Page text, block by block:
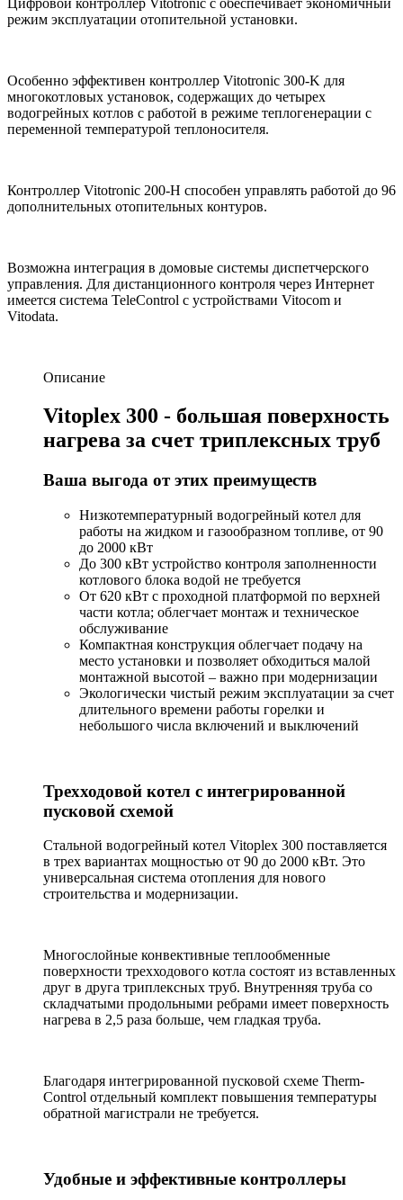
Цифровой контроллер Vitotronic с обеспечивает экономичный
режим эксплуатации отопительной установки.
Особенно эффективен контроллер Vitotronic 300-K для
многокотловых установок, содержащих до четырех
водогрейных котлов с работой в режиме теплогенерации с
переменной температурой теплоносителя.
Контроллер Vitotronic 200-H способен управлять работой до 96
дополнительных отопительных контуров.
Возможна интеграция в домовые системы диспетчерского
управления. Для дистанционного контроля через Интернет
имеется система TeleControl с устройствами Vitocom и
Vitodata.
Описание
Vitoplex 300 - большая поверхность
нагрева за счет триплексных труб
Ваша выгода от этих преимуществ
Низкотемпературный водогрейный котел для
работы на жидком и газообразном топливе, от 90
до 2000 кВт
До 300 кВт устройство контроля заполненности
котлового блока водой не требуется
От 620 кВт с проходной платформой по верхней
части котла; облегчает монтаж и техническое
обслуживание
Компактная конструкция облегчает подачу на
место установки и позволяет обходиться малой
монтажной высотой – важно при модернизации
Экологически чистый режим эксплуатации за счет
длительного времени работы горелки и
небольшого числа включений и выключений
Трехходовой котел с интегрированной
пусковой схемой
Стальной водогрейный котел Vitoplex 300 поставляется
в трех вариантах мощностью от 90 до 2000 кВт. Это
универсальная система отопления для нового
строительства и модернизации.
Многослойные конвективные теплообменные
поверхности трехходового котла состоят из вставленных
друг в друга триплексных труб. Внутренняя труба со
складчатыми продольными ребрами имеет поверхность
нагрева в 2,5 раза больше, чем гладкая труба.
Благодаря интегрированной пусковой схеме Therm-
Control отдельный комплект повышения температуры
обратной магистрали не требуется.
Удобные и эффективные контроллеры